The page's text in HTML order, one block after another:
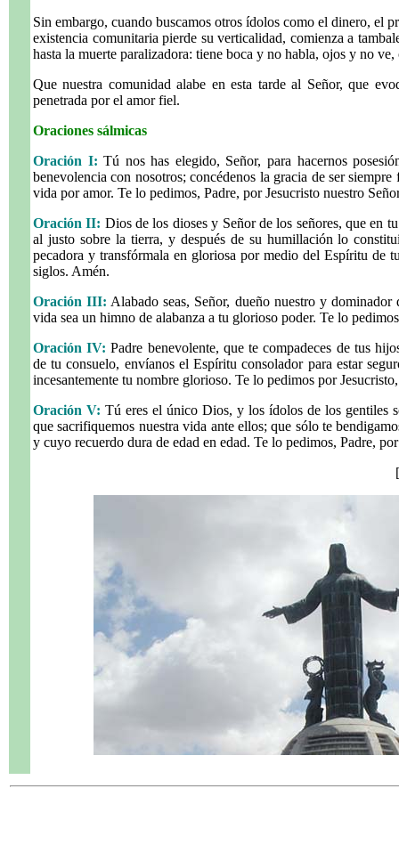
Sin embargo, cuando buscamos otros ídolos como el dinero, el
existencia comunitaria pierde su verticalidad, comienza a
hasta la muerte paralizadora: tiene boca y no habla, ojos y no
Que nuestra comunidad alabe en esta tarde al Señor, que
penetrada por el amor fiel.
Oraciones sálmicas
Oración I: Tú nos has elegido, Señor, para hacernos
benevolencia con nosotros; concédenos la gracia de ser
vida por amor. Te lo pedimos, Padre, por Jesucristo nuestro
Oración II: Dios de los dioses y Señor de los señores, que en
al justo sobre la tierra, y después de su humillación lo
pecadora y transfórmala en gloriosa por medio del Espíritu de
siglos. Amén.
Oración III: Alabado seas, Señor, dueño nuestro y
vida sea un himno de alabanza a tu glorioso poder. Te lo
Oración IV: Padre benevolente, que te compadeces de tus
de tu consuelo, envíanos el Espíritu consolador para estar
incesantemente tu nombre glorioso. Te lo pedimos por
Oración V: Tú eres el único Dios, y los ídolos de los gentiles
que sacrifiquemos nuestra vida ante ellos; que sólo te
y cuyo recuerdo dura de edad en edad. Te lo pedimos, Padre,
[